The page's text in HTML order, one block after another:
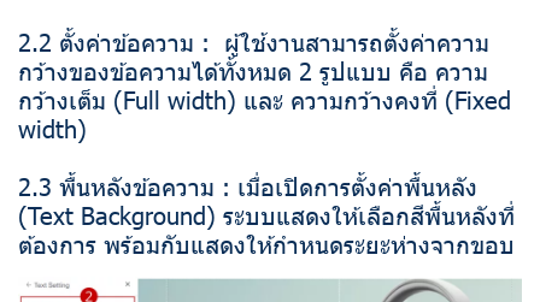
2.2 ตั้งค่าข้อความ : ผู้ใช้งานสามารถตั้งค่าความ
กว้างของข้อความได้ทั้งหมด 2 รูปแบบ คือ ความ
กว้างเต็ม (Full width) และ ความกว้างคงที่ (Fixed
width)
2.3 พื้นหลังข้อความ : เมื่อเปิดการตั้งค่าพื้นหลัง
(Text Background) ระบบแสดงให้เลือกสีพื้นหลังที่
ต้องการ พร้อมกับแสดงให้กำหนดระยะห่างจากขอบ